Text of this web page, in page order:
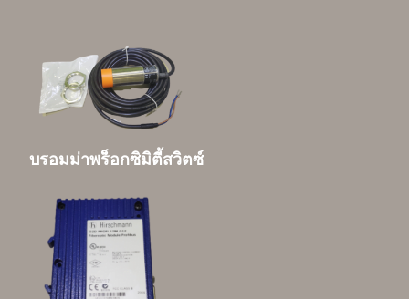
บรอมม่าพร็อกซิมิตี้สวิตซ์